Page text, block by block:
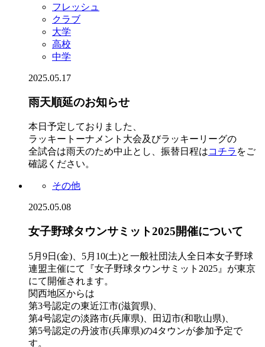
フレッシュ
クラブ
大学
高校
中学
2025.05.17
雨天順延のお知らせ
本日予定しておりました、
ラッキートーナメント大会及びラッキーリーグの
全試合は雨天のため中止とし、振替日程はコチラ をご
確認ください。
その他
2025.05.08
女子野球タウンサミット2025開催について
5月9日(金)、5月10(土)と一般社団法人全日本女子野球
連盟主催にて『女子野球タウンサミット2025』が東京
にて開催されます。
関西地区からは
第3号認定の東近江市(滋賀県)、
第4号認定の淡路市(兵庫県)、田辺市(和歌山県)、
第5号認定の丹波市(兵庫県)の4タウンが参加予定で
す。